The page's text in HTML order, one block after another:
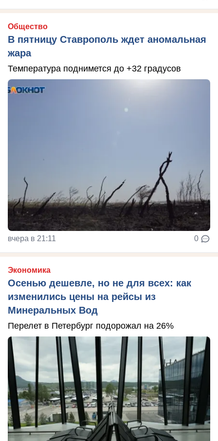
Общество
В пятницу Ставрополь ждет аномальная
жара
Температура поднимется до +32 градусов
вчера в 21:11 0
Экономика
Осенью дешевле, но не для всех: как
изменились цены на рейсы из
Минеральных Вод
Перелет в Петербург подорожал на 26%